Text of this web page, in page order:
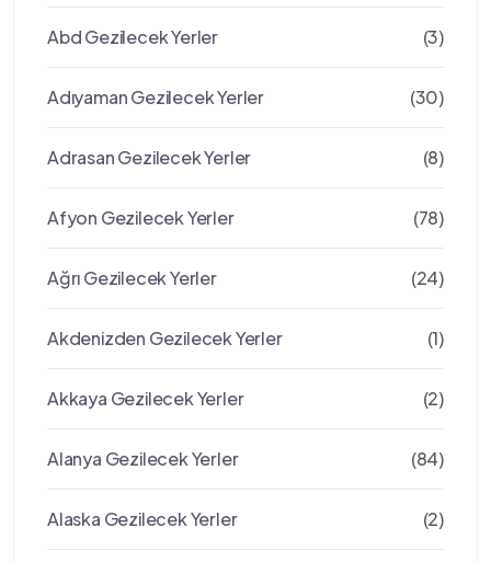
Abd Gezilecek Yerler (3)
Adıyaman Gezilecek Yerler (30)
Adrasan Gezilecek Yerler (8)
Afyon Gezilecek Yerler (78)
Ağrı Gezilecek Yerler (24)
Akdenizden Gezilecek Yerler (1)
Akkaya Gezilecek Yerler (2)
Alanya Gezilecek Yerler (84)
Alaska Gezilecek Yerler (2)